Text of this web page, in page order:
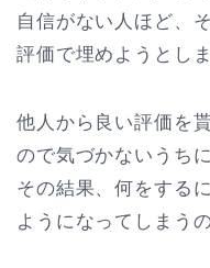
自信がない人ほど、
評価で埋めようとしま
他人から良い評価を
ので気づかないうち
その結果、何をする
ようになってしまうの